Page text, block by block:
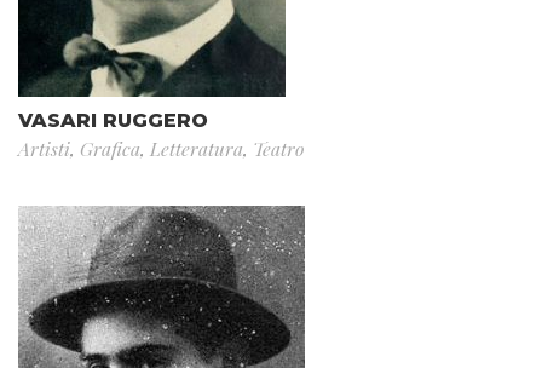
VASARI RUGGERO
Artisti, Grafica, Letteratura, Teatro